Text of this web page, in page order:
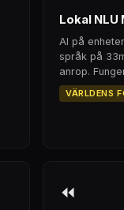
Lokal NLU
AI på
språk på
anrop.
VÄRLDENS
⏪